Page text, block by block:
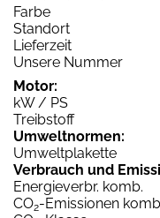
Farbe
Standort
Lieferzeit
Unsere Nummer
Motor:
kW / PS
Treibstoff
Umweltnormen:
Umweltplakette
Verbrauch und
Energieverbr. komb.
CO2-Emissionen